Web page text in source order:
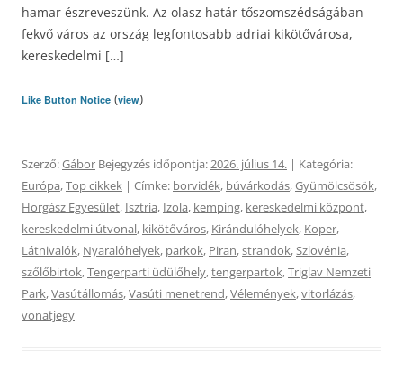
hamar észreveszünk. Az olasz határ tőszomszédságában
fekvő város az ország legfontosabb adriai kikötővárosa,
kereskedelmi […]
Like Button Notice (view)
Szerző:Gábor Bejegyzés időpontja:2026. július 14. | Kategória:
Európa,Top cikkek | Címke: borvidék, búvárkodás,Gyümölcsösök,
Horgász Egyesület, Isztria, Izola, kemping, kereskedelmi központ,
kereskedelmi útvonal, kikötőváros, Kirándulóhelyek, Koper,
Látnivalók, Nyaralóhelyek, parkok, Piran,strandok,Szlovénia,
szőlőbirtok,Tengerparti üdülőhely,tengerpartok,Triglav Nemzeti
Park,Vasútállomás,Vasúti menetrend,Vélemények,vitorlázás,
vonatjegy